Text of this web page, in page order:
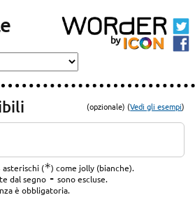
(opzionale) (Vedi gli esempi)
asterischi (*) come jolly (bianche).
dal segno - sono escluse.
è obbligatoria.